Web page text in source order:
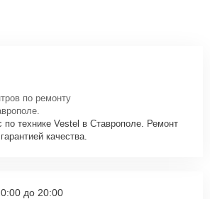
по ремонту
технике Vestel в Ставрополе. Ремонт
качества.
до 20:00